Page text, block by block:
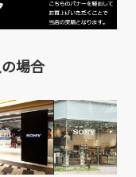
場合